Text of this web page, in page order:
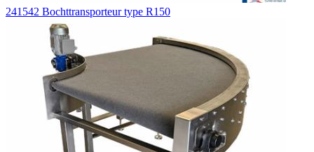
241542 Bochttransporteur type R150